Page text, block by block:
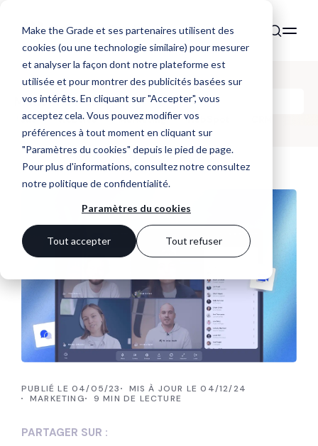
Make the Grade et ses partenaires utilisent des
cookies (ou une technologie similaire) pour mesurer
et analyser la façon dont notre plateforme est
utilisée et pour montrer des publicités basées sur
vos intérêts. En cliquant sur "Accepter", vous
acceptez cela. Vous pouvez modifier vos
préférences à tout moment en cliquant sur
"Paramètres du cookies" depuis le pied de page.
Pour plus d'informations, consultez notreconsultez
notre politique de confidentialité.
Paramètres du cookies
Tout accepter Tout refuser
Make the Noise
Tous Website Marketing HubSpot
PUBLIÉ LE 04/05/23
MIS À JOUR LE 04/12/24
MARKETING
9 MIN DE LECTURE
PARTAGER SUR :